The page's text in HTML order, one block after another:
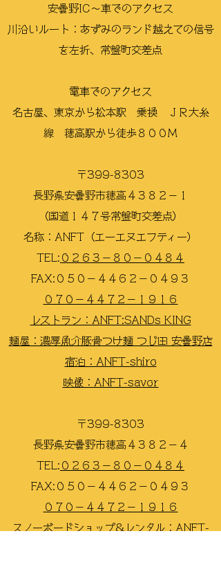
安曇野IC〜車でのアクセス
川沿いルート：あずみのランド越えての信号
を左折、常盤町交差点
電車でのアクセス
名古屋、東京から松本駅 乗換 ＪＲ大糸
線 穂高駅から徒歩８００M
〒399-8303
長野県安曇野市穂高４３８２−１
（国道１４７号常盤町交差点）
名称：ANFT（エーエヌエフティー）
TEL:​ ０２６３−８０−０４８４
FAX: ​０５０−４４６２−０４９３
０７０−４４７２−１９１６
レストラン：ANFT:SANDs KING
麺屋：濃厚魚介豚骨つけ麺 つじ田 安曇野店
宿泊：ANFT-shiro
映像：ANFT-savor
〒399-8303
長野県安曇野市穂高４３８２−４
TEL: ​０２６３−８０−０４８４
FAX: ​０５０−４４６２−０４９３
​０７０−４４７２−１９１６
スノーボードショップ&レンタル：ANFT-